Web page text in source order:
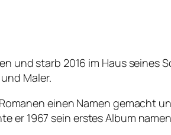
und starb 2016 im Haus seines
Maler.
einen Namen gemacht
1967 sein erstes Album